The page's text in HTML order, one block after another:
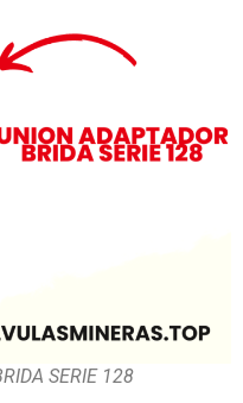
SERIE 128